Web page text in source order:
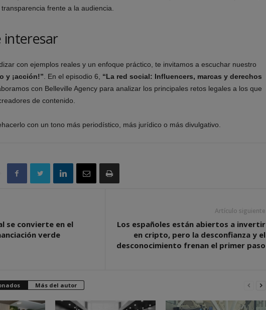
frente a la audiencia.
interesar
con ejemplos reales y un enfoque práctico, te invitamos a escuchar nuestro
y ¡acción!”. En el episodio 6, “La red social: Influencers, marcas y derechos
con Belleville Agency para analizar los principales retos legales a los que
de contenido.
con un tono más periodístico, más jurídico o más divulgativo.
se convierte en el
verde
Artículo siguiente
Los españoles están abiertos a invertir
en cripto, pero la desconfianza y el
desconocimiento frenan el primer paso
Más del autor